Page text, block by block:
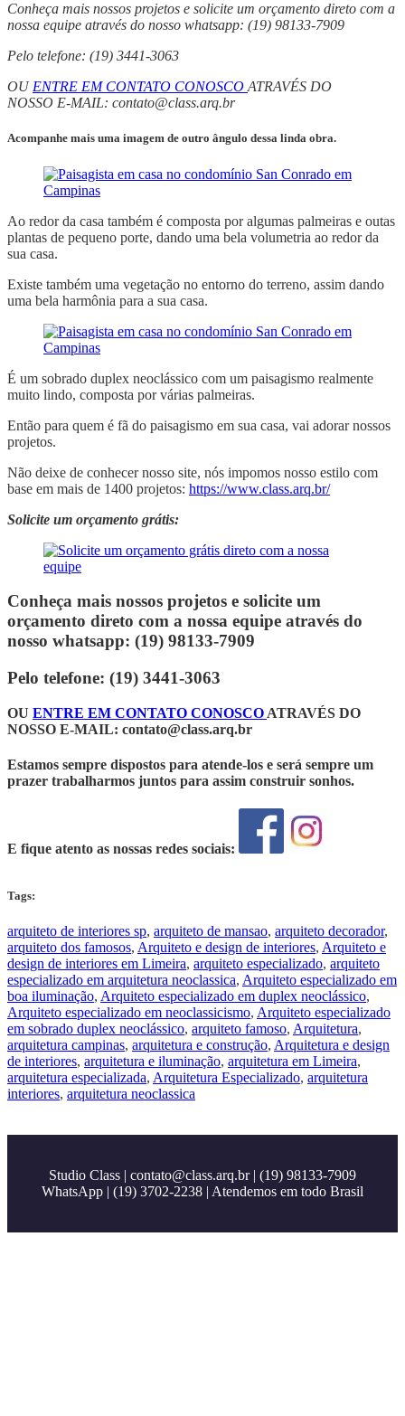
Conheça mais nossos projetos e solicite um orçamento direto com a
nossa equipe através do nosso whatsapp: (19) 98133-7909
Pelo telefone: (19) 3441-3063
OU ENTRE EM CONTATO CONOSCO ATRAVÉS DO
NOSSO E-MAIL: contato@class.arq.br
Acompanhe mais uma imagem de outro ângulo dessa linda obra.
Ao redor da casa também é composta por algumas palmeiras e outas
plantas de pequeno porte, dando uma bela volumetria ao redor da
sua casa.
Existe também uma vegetação no entorno do terreno, assim dando
uma bela harmônia para a sua casa.
É um sobrado duplex neoclássico com um paisagismo realmente
muito lindo, composta por várias palmeiras.
Então para quem é fã do paisagismo em sua casa, vai adorar nossos
projetos.
Não deixe de conhecer nosso site, nós impomos nosso estilo com
base em mais de 1400 projetos: https://www.class.arq.br/
Solicite um orçamento grátis:
Conheça mais nossos projetos e solicite um
orçamento direto com a nossa equipe através do
nosso whatsapp: (19) 98133-7909
Pelo telefone: (19) 3441-3063
OU ENTRE EM CONTATO CONOSCO ATRAVÉS DO
NOSSO E-MAIL: contato@class.arq.br
Estamos sempre dispostos para atende-los e será sempre um
prazer trabalharmos juntos para assim construir sonhos.
E fique atento as nossas redes sociais:
Tags:
arquiteto de interiores sp, arquiteto de mansao, arquiteto decorador,
arquiteto dos famosos, Arquiteto e design de interiores, Arquiteto e
design de interiores em Limeira, arquiteto especializado, arquiteto
especializado em arquitetura neoclassica, Arquiteto especializado em
boa iluminação, Arquiteto especializado em duplex neoclássico,
Arquiteto especializado em neoclassicismo, Arquiteto especializado
em sobrado duplex neoclássico, arquiteto famoso, Arquitetura,
arquitetura campinas, arquitetura e construção, Arquitetura e design
de interiores, arquitetura e iluminação, arquitetura em Limeira,
arquitetura especializada, Arquitetura Especializado, arquitetura
interiores, arquitetura neoclassica
Studio Class | contato@class.arq.br| (19) 98133-7909
WhatsApp | (19) 3702-2238 | Atendemos em todo Brasil